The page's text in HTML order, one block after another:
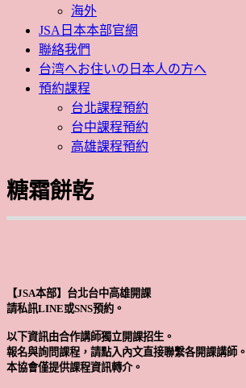
海外
JSA日本本部官網
聯絡我們
台湾へお住いの日本人の方へ
預約課程
台北課程預約
台中課程預約
高雄課程預約
糖霜餅乾
【JSA本部】台北台中高雄開課
請私訊LINE或SNS預約。
以下資訊由合作講師獨立開課招生。
報名與詢問課程，請點入內文直接聯繫各開課講師。
本協會僅提供課程資訊轉介。